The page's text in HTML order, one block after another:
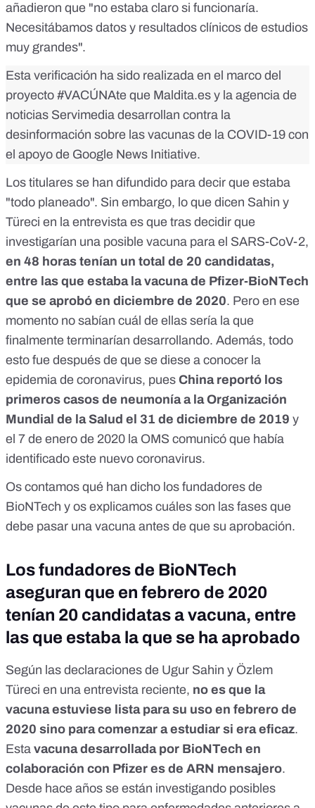
añadieron que "no estaba claro si funcionaría.
Necesitábamos datos y resultados clínicos de estudios
muy grandes".
Esta verificación ha sido realizada en el marco del
proyecto #VACÚNAte que Maldita.es y la agencia de
noticias Servimedia desarrollan contra la
desinformación sobre las vacunas de la COVID-19 con
el apoyo de Google News Initiative.
Los titulares se han difundido para decir que estaba
"todo planeado". Sin embargo, lo que dicen Sahin y
Türeci en la entrevista es que tras decidir que
investigarían una posible vacuna para el SARS-CoV-2,
en 48 horas tenían un total de 20 candidatas,
entre las que estaba la vacuna de Pfizer-BioNTech
que se aprobó en diciembre de 2020. Pero en ese
momento no sabían cuál de ellas sería la que
finalmente terminarían desarrollando. Además, todo
esto fue después de que se diese a conocer la
epidemia de coronavirus, pues China reportó los
primeros casos de neumonía a la Organización
Mundial de la Salud el 31 de diciembre de 2019 y
el 7 de enero de 2020 la OMS comunicó que había
identificado este nuevo coronavirus.
Os contamos qué han dicho los fundadores de
BioNTech y os explicamos cuáles son las fases que
debe pasar una vacuna antes de que su aprobación.
Los fundadores de BioNTech
aseguran que en febrero de 2020
tenían 20 candidatas a vacuna, entre
las que estaba la que se ha aprobado
Según las declaraciones de Ugur Sahin y Özlem
Türeci en una entrevista reciente, no es que la
vacuna estuviese lista para su uso en febrero de
2020 sino para comenzar a estudiar si era eficaz.
Esta vacuna desarrollada por BioNTech en
colaboración con Pfizer es de ARN mensajero.
Desde hace años se están investigando posibles